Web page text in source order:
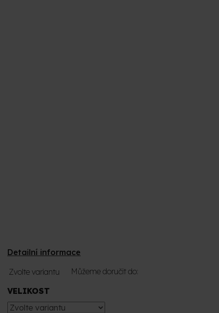
VELIKOST
Můžeme doručit do:
Zvolte variantu
Detailní informace